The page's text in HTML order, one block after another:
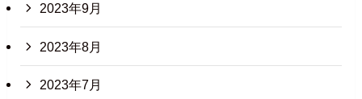
2023年9月
2023年8月
2023年7月